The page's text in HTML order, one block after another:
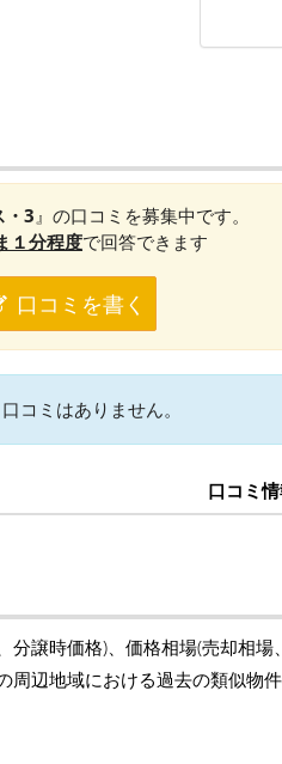
・3 』の口コミを募集中です。
１分程度で回答できます
口コミを書く
コミはありません。
口コミ
分譲時価格)、価格相場(売却相
辺地域における過去の類似物